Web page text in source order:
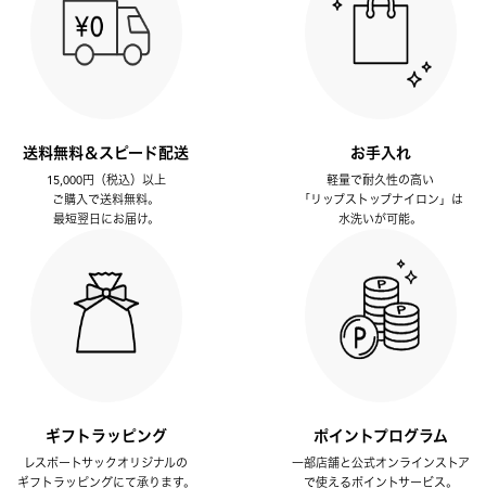
送料無料＆スピード配送
15,000円（税込）以上
ご購入で送料無料。
最短翌日にお届け。
お手入れ
軽量で耐久性の高い
「リップストップナイロン」は
水洗いが可能。
ギフトラッピング
レスポートサックオリジナルの
ギフトラッピングにて承ります。
ポイントプログラム
一部店舗と公式オンラインストア
で使えるポイントサービス。